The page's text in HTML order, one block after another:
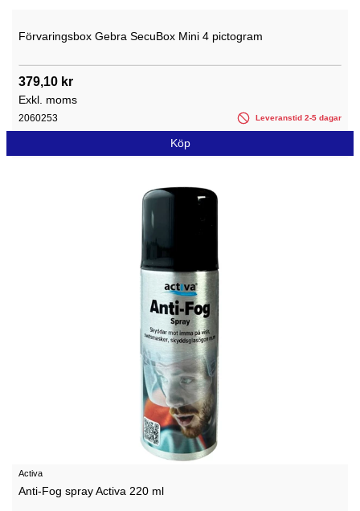
Förvaringsbox Gebra SecuBox Mini 4 pictogram
379,10 kr
Exkl. moms
2060253 Leveranstid 2-5 dagar
Köp
Activa
Anti-Fog spray Activa 220 ml